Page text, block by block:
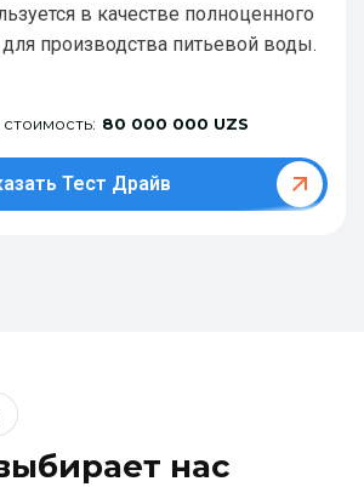
в качестве полноценного
производства питьевой воды.
80 000 000 UZS
Тест Драйв
ыбирает нас